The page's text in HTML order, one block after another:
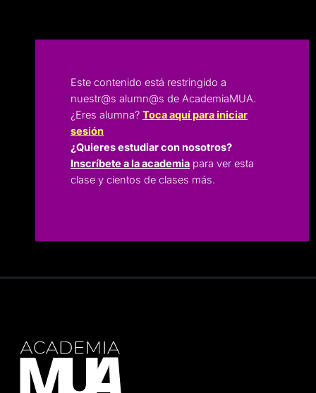
Este contenido está restringido a
nuestr@s alumn@s de AcademiaMUA.
¿Eres alumna? Toca aquí para iniciar
sesión
¿Quieres estudiar con nosotros?
Inscríbete a la academia para ver esta
clase y cientos de clases más.